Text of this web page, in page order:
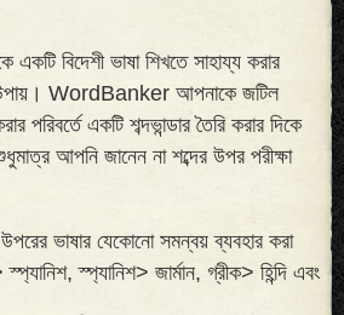
বিদেশী ভাষা শিখতে সাহায্য করার
WordBanker আপনাকে জটিল
পরিবর্তে একটি শব্দভান্ডার তৈরি করার দিকে
আপনি জানেন না শব্দের উপর পরীক্ষা
ভাষার যেকোনো সমন্বয় ব্যবহার করা
স্প্যানিশ> জার্মান, গ্রীক> হিন্দি এবং